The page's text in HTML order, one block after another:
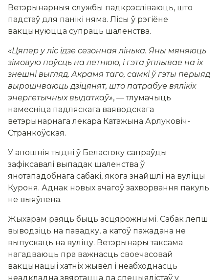
Ветэрынарныя службы падкрэсліваюць, што
падстаў для панікі няма. Лісы ў рэгіёне
вакцынуюцца супраць шаленства.
«Цяпер у ліс ідзе сезонная лінька. Яны мяняюць
зімовую поўсць на летнюю, і гэта ўплывае на іх
знешні выгляд. Акрамя таго, самкі ў гэты перыяд
вырошчваюць дзіцянят, што патрабуе вялікіх
энергетычных выдаткаў», — тлумачыць
намесніца падляскага ваяводскага
ветэрынарнага лекара Катажына Арлуковіч-
Странкоўская.
У апошнія тыдні ў Беластоку сапраўды
зафіксавалі выпадак шаленства ў
янотападобнага сабакі, якога знайшлі на вуліцы
Куроня. Аднак новых ачагоў захворвання пакуль
не выяўлена.
Жыхарам раяць быць асцярожнымі. Сабак лепш
выводзіць на павадку, а катоў пажадана не
выпускаць на вуліцу. Ветэрынары таксама
нагадваюць пра важнасць своечасовай
вакцынацыі хатніх жывёл і неабходнасць
неадкладна звяртацца да спецыялістаў у